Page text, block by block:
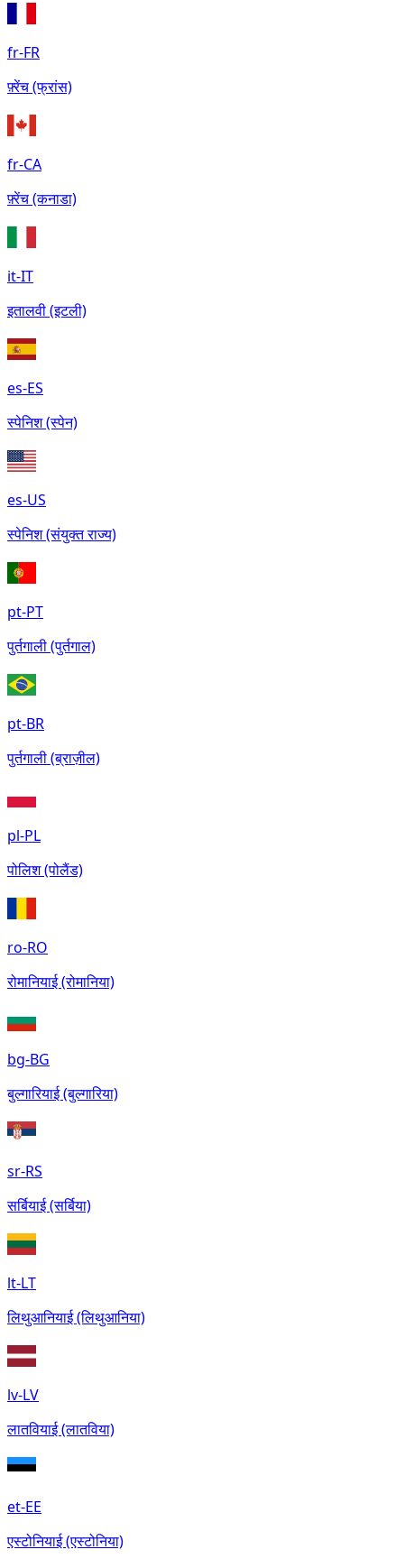
fr-FR
फ़्रेंच (फ्रांस)
fr-CA
फ़्रेंच (कनाडा)
it-IT
इतालवी (इटली)
es-ES
स्पेनिश (स्पेन)
es-US
स्पेनिश (संयुक्त राज्य)
pt-PT
पुर्तगाली (पुर्तगाल)
pt-BR
पुर्तगाली (ब्राज़ील)
pl-PL
पोलिश (पोलैंड)
ro-RO
रोमानियाई (रोमानिया)
bg-BG
बुल्गारियाई (बुल्गारिया)
sr-RS
सर्बियाई (सर्बिया)
lt-LT
लिथुआनियाई (लिथुआनिया)
lv-LV
लातवियाई (लातविया)
et-EE
एस्टोनियाई (एस्टोनिया)